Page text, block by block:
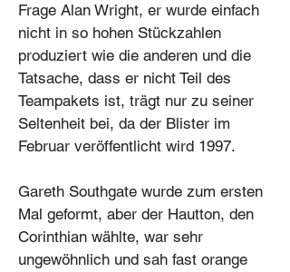
Frage Alan Wright, er wurde einfach
nicht in so hohen Stückzahlen
produziert wie die anderen und die
Tatsache, dass er nicht Teil des
Teampakets ist, trägt nur zu seiner
Seltenheit bei, da der Blister im
Februar veröffentlicht wird 1997.
Gareth Southgate wurde zum ersten
Mal geformt, aber der Hautton, den
Corinthian wählte, war sehr
ungewöhnlich und sah fast orange